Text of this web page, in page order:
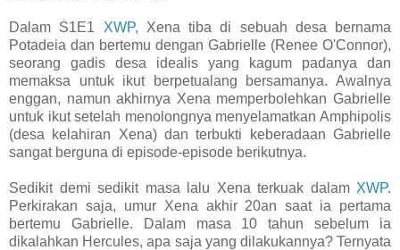
Dalam S1E1 XWP, Xena tiba di sebuah desa bernama
Potadeia dan bertemu dengan Gabrielle (Renee O'Connor),
seorang gadis desa idealis yang kagum padanya dan
memaksa untuk ikut berpetualang bersamanya. Awalnya
enggan, namun akhirnya Xena memperbolehkan Gabrielle
untuk ikut setelah menolongnya menyelamatkan Amphipolis
(desa kelahiran Xena) dan terbukti keberadaan Gabrielle
sangat berguna di episode-episode berikutnya.
Sedikit demi sedikit masa lalu Xena terkuak dalam XWP.
Perkirakan saja, umur Xena akhir 20an saat ia pertama
bertemu Gabrielle. Dalam masa 10 tahun sebelum ia
dikalahkan Hercules, apa saja yang dilakukannya? Ternyata